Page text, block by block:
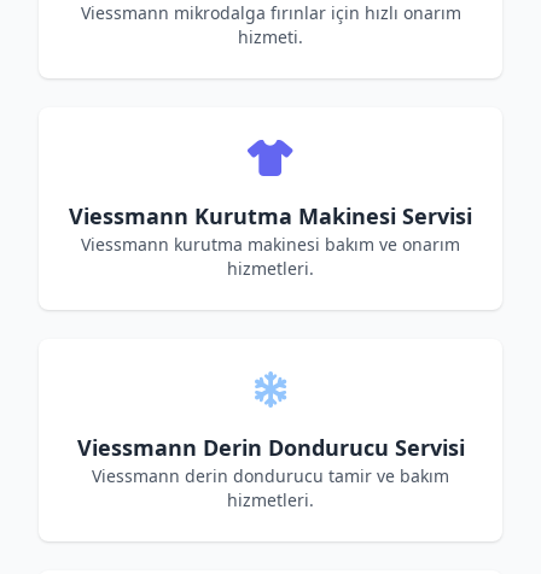
Viessmann mikrodalga fırınlar için hızlı onarım
hizmeti.
Viessmann Kurutma Makinesi Servisi
Viessmann kurutma makinesi bakım ve onarım
hizmetleri.
Viessmann Derin Dondurucu Servisi
Viessmann derin dondurucu tamir ve bakım
hizmetleri.